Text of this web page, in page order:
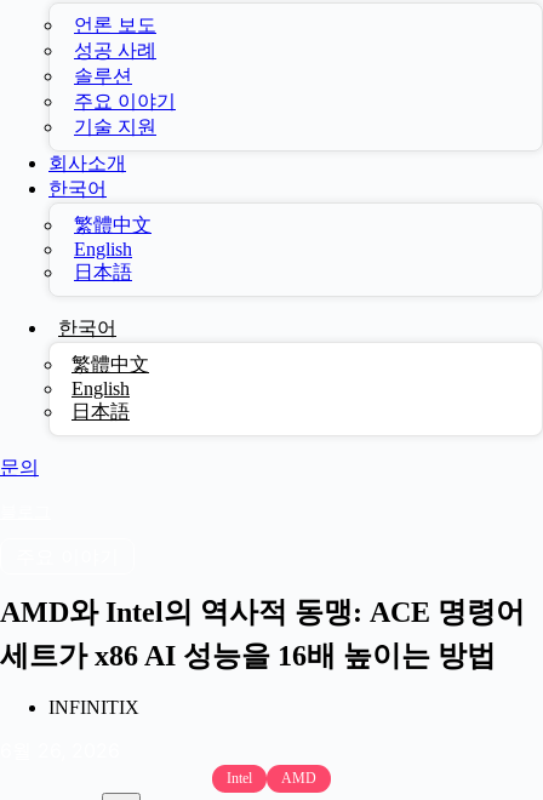
언론 보도
성공 사례
솔루션
주요 이야기
기술 지원
회사소개
한국어
繁體中文
English
日本語
한국어
繁體中文
English
日本語
문의
AMD와 Intel의 역사적 동맹: ACE 명령어
세트가 x86 AI 성능을 16배 높이는 방법
INFINITIX
Intel AMD